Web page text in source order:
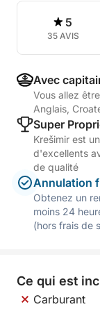
5
35 AVIS
Avec
Vous allez
Anglais,
Super
Krešimir est
d'excellents
de qualité
Annulation
Obtenez un
moins 24
(hors frais de
Ce qui est
Carburant